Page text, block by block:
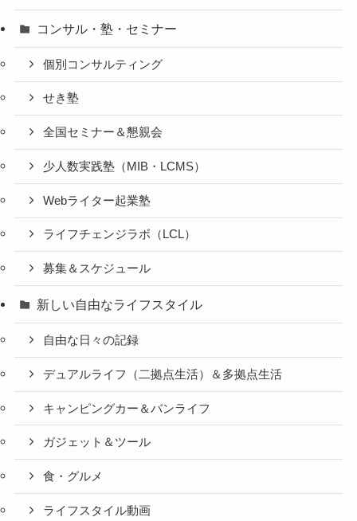
コンサル・塾・セミナー
個別コンサルティング
せき塾
全国セミナー＆懇親会
少人数実践塾（MIB・LCMS）
Webライター起業塾
ライフチェンジラボ（LCL）
募集＆スケジュール
新しい自由なライフスタイル
自由な日々の記録
デュアルライフ（二拠点生活）＆多拠点生活
キャンピングカー＆バンライフ
ガジェット＆ツール
食・グルメ
ライフスタイル動画